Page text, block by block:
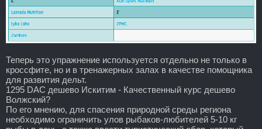
Теперь это упражнение используется отдельно не только в
кроссфите, но и в тренажерных залах в качестве помощника
для развития дельт.
1295 DAC дешево Искитим - Качественный курс дешево
Волжский?
По его мнению, для спасения природной среды региона
необходимо ограничить улов рыбаков-любителей 5-10 кг